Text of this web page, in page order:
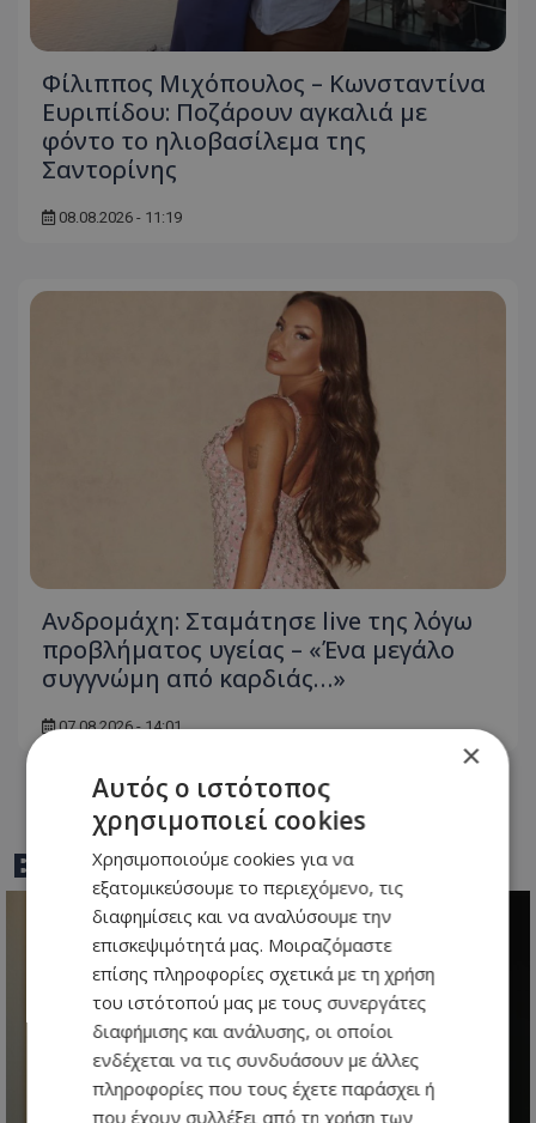
Φίλιππος Μιχόπουλος – Κωνσταντίνα
Ευριπίδου: Ποζάρουν αγκαλιά με
φόντο το ηλιοβασίλεμα της
Σαντορίνης
08.08.2026 - 11:19
Ανδρομάχη: Σταμάτησε live της λόγω
προβλήματος υγείας – «Ένα μεγάλο
συγγνώμη από καρδιάς…»
07.08.2026 - 14:01
BEST OFTOTHEMAONLINE
×
Αυτός ο ιστότοπος
χρησιμοποιεί cookies
Χρησιμοποιούμε cookies για να
εξατομικεύσουμε το περιεχόμενο, τις
διαφημίσεις και να αναλύσουμε την
επισκεψιμότητά μας. Μοιραζόμαστε
επίσης πληροφορίες σχετικά με τη χρήση
του ιστότοπού μας με τους συνεργάτες
διαφήμισης και ανάλυσης, οι οποίοι
ενδέχεται να τις συνδυάσουν με άλλες
πληροφορίες που τους έχετε παράσχει ή
που έχουν συλλέξει από τη χρήση των